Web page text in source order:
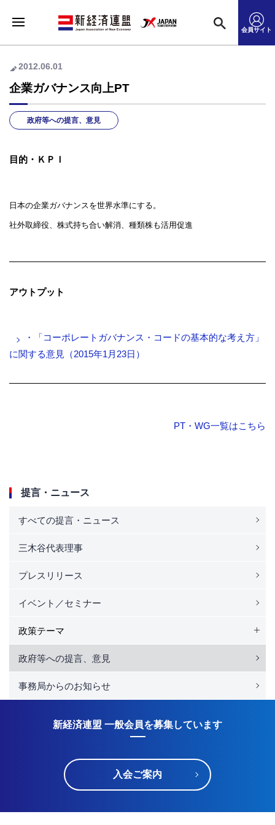
会員サイト
2012.06.01
企業ガバナンス向上PT
政府等への提言、意見
目的・ＫＰＩ
日本の企業ガバナンスを世界水準にする。
社外取締役、株式持ち合い解消、種類株も活用促進
アウトプット
・「コーポレートガバナンス・コードの基本的な考え方」
に関する意見（2015年1月23日）
PT・WG一覧はこちら
提言・ニュース
すべての提言・ニュース
三木谷代表理事
プレスリリース
イベント／セミナー
政策テーマ
政府等への提言、意見
事務局からのお知らせ
新経済連盟 一般会員を募集しています
入会ご案内